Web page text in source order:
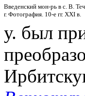
Введенский мон-рь в с. В.
г. Фотография. 10-е гг. XXI в.
у. был